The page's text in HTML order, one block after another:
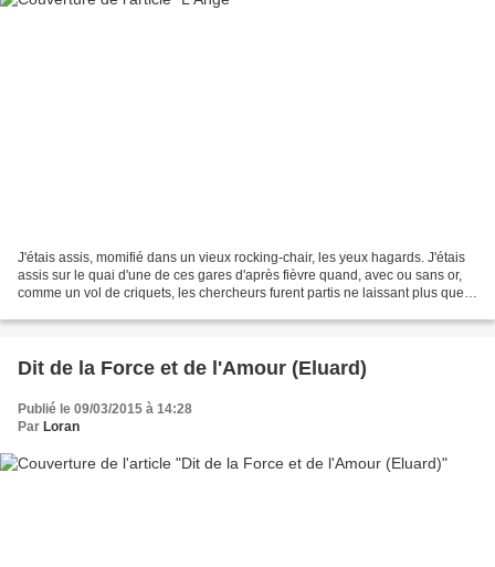
J'étais assis, momifié dans un vieux rocking-chair, les yeux hagards. J'étais
assis sur le quai d'une de ces gares d'après fièvre quand, avec ou sans or,
comme un vol de criquets, les chercheurs furent partis ne laissant plus que
Dit de la Force et de l'Amour (Eluard)
Publié le 09/03/2015 à 14:28
Par Loran